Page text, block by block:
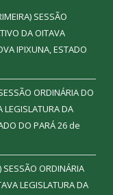
SESSÃO
DA OITAVA
IPIXUNA, ESTADO
ORDINÁRIA DO
LEGISLATURA DA
DO PARÁ26 de
SESSÃO ORDINÁRIA
LEGISLATURA DA